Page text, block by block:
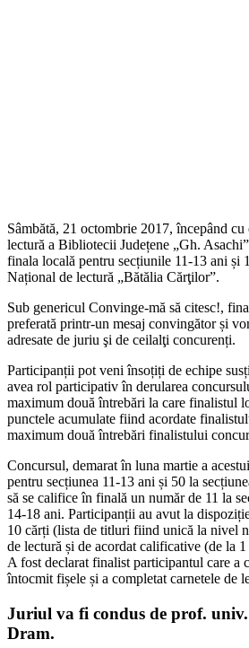
Sâmbătă, 21 octombrie 2017, începând
lectură a Bibliotecii Județene „Gh.
finala locală pentru secțiunile 11-13 ani și
Național de lectură „Bătălia Cărţilor”.
Sub genericul Convinge-mă să citesc!,
preferată printr-un mesaj convingător și
adresate de juriu şi de ceilalţi concurenți.
Participanții pot veni însoțiți de echipe
avea rol participativ în derularea
maximum două întrebări la care finalistul
punctele acumulate fiind acordate
maximum două întrebări finalistului
Concursul, demarat în luna martie a
pentru secțiunea 11-13 ani și 50 la
să se califice în finală un număr de 11 la
14-18 ani. Participanții au avut la
10 cărți (lista de titluri fiind unică la nivel
de lectură și de acordat calificative (de la
A fost declarat finalist participantul care a
întocmit fișele și a completat carnetele de
Juriul va fi condus de prof.
Dram.